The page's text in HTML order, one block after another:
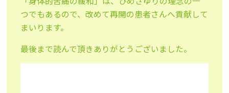
つでもあるので、改めて再開の患者さんへ貢献して
まいります。
最後まで読んで頂きありがとうございました。